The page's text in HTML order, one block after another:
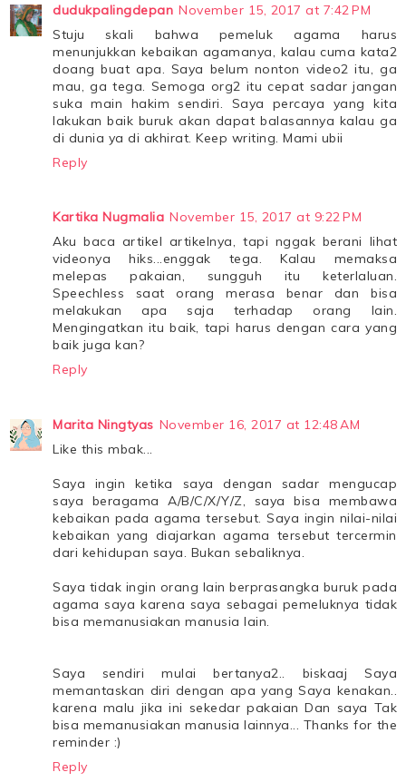
dudukpalingdepan November 15, 2017 at 7:42 PM
Stuju skali bahwa pemeluk agama harus
menunjukkan kebaikan agamanya, kalau cuma kata2
doang buat apa. Saya belum nonton video2 itu, ga
mau, ga tega. Semoga org2 itu cepat sadar jangan
suka main hakim sendiri. Saya percaya yang kita
lakukan baik buruk akan dapat balasannya kalau ga
di dunia ya di akhirat. Keep writing. Mami ubii
Reply
Kartika Nugmalia November 15, 2017 at 9:22 PM
Aku baca artikel artikelnya, tapi nggak berani lihat
videonya hiks...enggak tega. Kalau memaksa
melepas pakaian, sungguh itu keterlaluan.
Speechless saat orang merasa benar dan bisa
melakukan apa saja terhadap orang lain.
Mengingatkan itu baik, tapi harus dengan cara yang
baik juga kan?
Reply
Marita Ningtyas November 16, 2017 at 12:48 AM
Like this mbak...
Saya ingin ketika saya dengan sadar mengucap
saya beragama A/B/C/X/Y/Z, saya bisa membawa
kebaikan pada agama tersebut. Saya ingin nilai-nilai
kebaikan yang diajarkan agama tersebut tercermin
dari kehidupan saya. Bukan sebaliknya.
Saya tidak ingin orang lain berprasangka buruk pada
agama saya karena saya sebagai pemeluknya tidak
bisa memanusiakan manusia lain.
Saya sendiri mulai bertanya2.. biskaaj Saya
memantaskan diri dengan apa yang Saya kenakan..
karena malu jika ini sekedar pakaian Dan saya Tak
bisa memanusiakan manusia lainnya... Thanks for the
reminder :)
Reply